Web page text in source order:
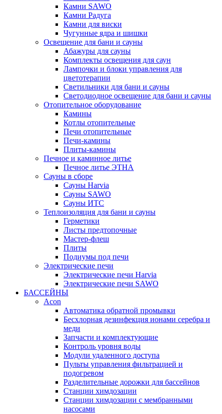
Камни SAWO
Камни Радуга
Камни для виски
Чугунные ядра и шишки
Освещение для бани и сауны
Абажуры для сауны
Комплекты освещения для саун
Лампочки и блоки управления для
цветотерапии
Светильники для бани и сауны
Светодиодное освещение для бани и сауны
Отопительное оборудование
Камины
Котлы отопительные
Печи отопительные
Печи-камины
Плиты-камины
Печное и каминное литье
Печное литье ЭТНА
Сауны в сборе
Cауны Harvia
Сауны SAWO
Сауны ИТС
Теплоизоляция для бани и сауны
Герметики
Листы предтопочные
Мастер-флеш
Плиты
Подиумы под печи
Электрические печи
Электрические печи Harvia
Электрические печи SAWO
БАССЕЙНЫ
Acon
Автоматика обратной промывки
Беcхлорная дезинфекция ионами серебра и
меди
Запчасти и комплектующие
Контроль уровня воды
Модули удаленного доступа
Пульты управления фильтрацией и
подогревом
Разделительные дорожки для бассейнов
Станции химдозации
Станции химдозации с мембранными
насосами